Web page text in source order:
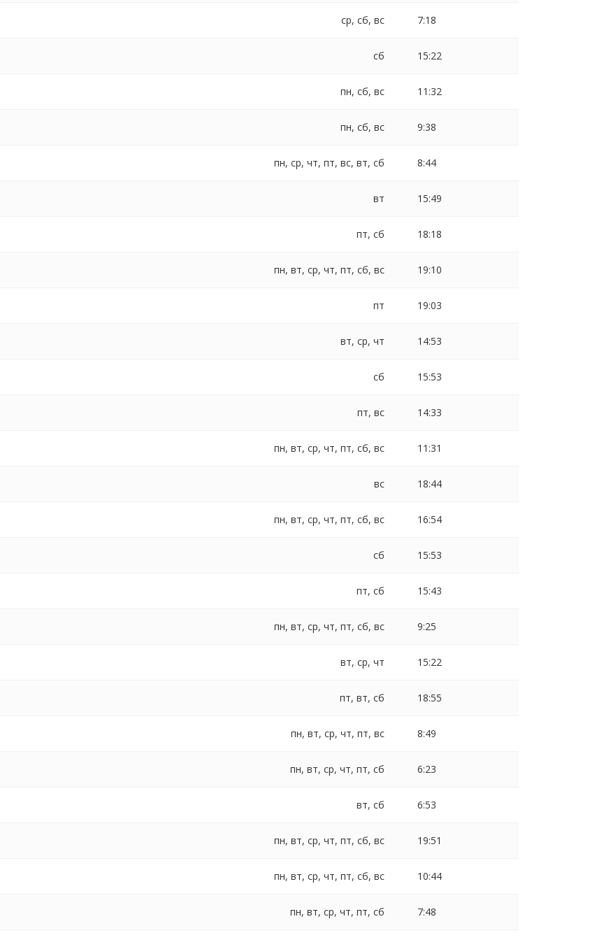
ср, сб, вс 7:18
сб 15:22
пн, сб, вс 11:32
пн, сб, вс 9:38
пн, ср, чт, пт, вс, вт, сб 8:44
вт 15:49
пт, сб 18:18
пн, вт, ср, чт, пт, сб, вс 19:10
пт 19:03
вт, ср, чт 14:53
сб 15:53
пт, вс 14:33
пн, вт, ср, чт, пт, сб, вс 11:31
вс 18:44
пн, вт, ср, чт, пт, сб, вс 16:54
сб 15:53
пт, сб 15:43
пн, вт, ср, чт, пт, сб, вс 9:25
вт, ср, чт 15:22
пт, вт, сб 18:55
пн, вт, ср, чт, пт, вс 8:49
пн, вт, ср, чт, пт, сб 6:23
вт, сб 6:53
пн, вт, ср, чт, пт, сб, вс 19:51
пн, вт, ср, чт, пт, сб, вс 10:44
пн, вт, ср, чт, пт, сб 7:48